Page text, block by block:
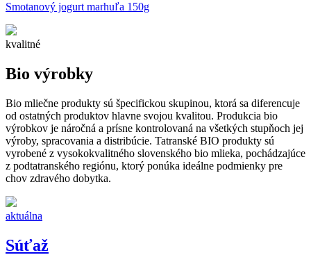
Smotanový jogurt marhuľa 150g
kvalitné
Bio výrobky
Bio mliečne produkty sú špecifickou skupinou, ktorá sa diferencuje
od ostatných produktov hlavne svojou kvalitou. Produkcia bio
výrobkov je náročná a prísne kontrolovaná na všetkých stupňoch jej
výroby, spracovania a distribúcie. Tatranské BIO produkty sú
vyrobené z vysokokvalitného slovenského bio mlieka, pochádzajúce
z podtatranského regiónu, ktorý ponúka ideálne podmienky pre
chov zdravého dobytka.
aktuálna
Súťaž